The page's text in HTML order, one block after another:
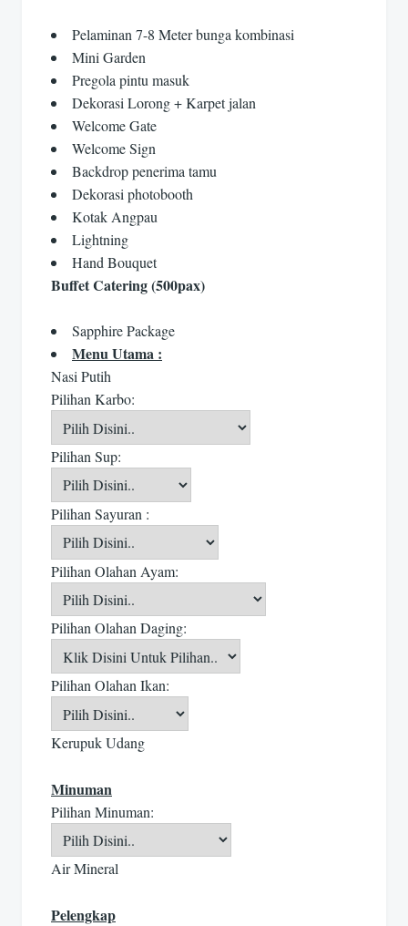
Pelaminan 7-8 Meter bunga kombinasi
Mini Garden
Pregola pintu masuk
Dekorasi Lorong + Karpet jalan
Welcome Gate
Welcome Sign
Backdrop penerima tamu
Dekorasi photobooth
Kotak Angpau
Lightning
Hand Bouquet
Buffet Catering (500pax)
Sapphire Package
Menu Utama :
Nasi Putih
Pilihan Karbo:
Pilihan Sup:
Pilihan Sayuran :
Pilihan Olahan Ayam:
Pilihan Olahan Daging:
Pilihan Olahan Ikan:
Kerupuk Udang
Minuman
Pilihan Minuman:
Air Mineral
Pelengkap